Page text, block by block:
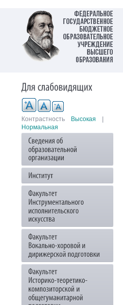
Контрастность Высокая
Нормальная